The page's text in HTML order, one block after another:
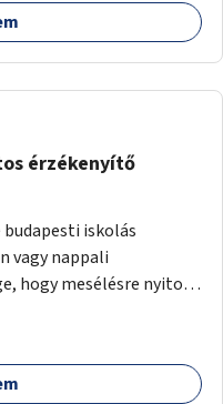
érzékenyítő
iskolás
vagy nappali
hogy mesélésre nyitott
szeretnének odamenni
közvetlen